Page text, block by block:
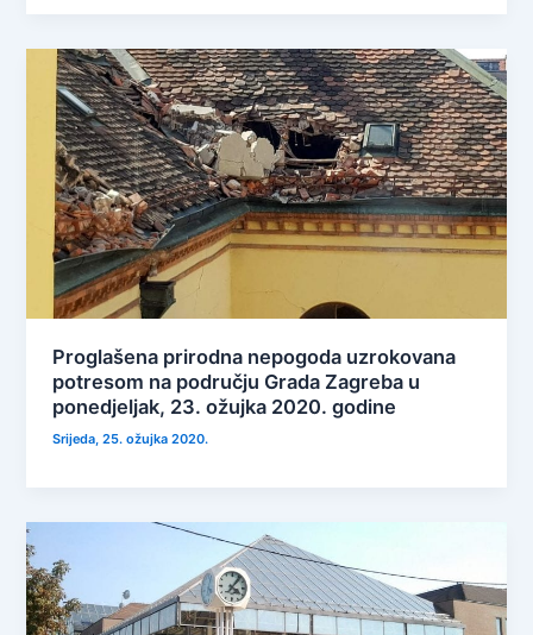
Proglašena prirodna nepogoda uzrokovana
potresom na području Grada Zagreba u
ponedjeljak, 23. ožujka 2020. godine
Srijeda, 25. ožujka 2020.